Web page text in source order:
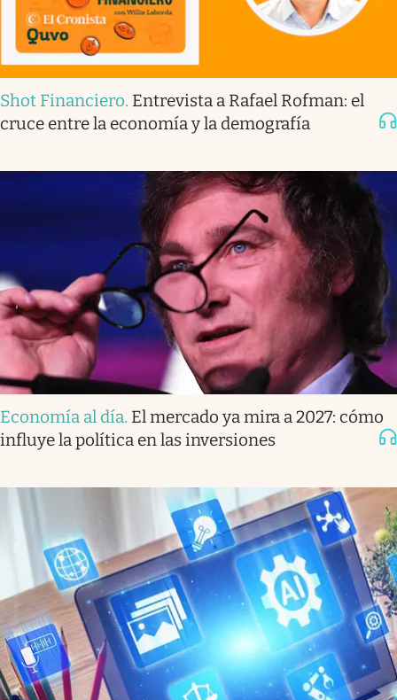
Shot Financiero. Entrevista a Rafael Rofman: el
cruce entre la economía y la demografía
Economía al día. El mercado ya mira a 2027: cómo
influye la política en las inversiones